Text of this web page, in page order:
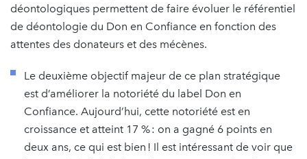
déontologiques permettent de faire évoluer le référentiel
de déontologie du Don en Confiance en fonction des
attentes des donateurs et des mécènes.
Le deuxième objectif majeur de ce plan stratégique
est d’améliorer la notoriété du label Don en
Confiance. Aujourd’hui, cette notoriété est en
croissance et atteint 17 % : on a gagné 6 points en
deux ans, ce qui est bien ! Il est intéressant de voir que